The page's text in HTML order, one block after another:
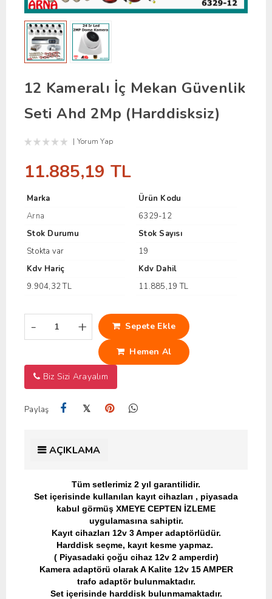
12 Kameralı İç Mekan Güvenlik
Seti Ahd 2Mp (Harddisksiz)
Yorum Yap
11.885,19 TL
Marka
Arna
Ürün Kodu
6329-12
Stok Durumu
Stokta var
Stok Sayısı
19
Kdv Hariç
9.904,32 TL
Kdv Dahil
11.885,19 TL
- + Sepete Ekle
Hemen Al
Biz Sizi Arayalım
Paylaş 𝕏
AÇIKLAMA
​Tüm setlerimiz 2 yıl garantilidir.
Set içerisinde kullanılan kayıt cihazları , piyasada
kabul görmüş XMEYE CEPTEN İZLEME
uygulamasına sahiptir.
Kayıt cihazları 12v 3 Amper adaptörlüdür.
Harddisk seçme, kayıt kesme yapmaz.
( Piyasadaki çoğu cihaz 12v 2 amperdir)
Kamera adaptörü olarak A Kalite 12v 15 AMPER
trafo adaptör bulunmaktadır.
Set içerisinde harddisk bulunmamaktadır.